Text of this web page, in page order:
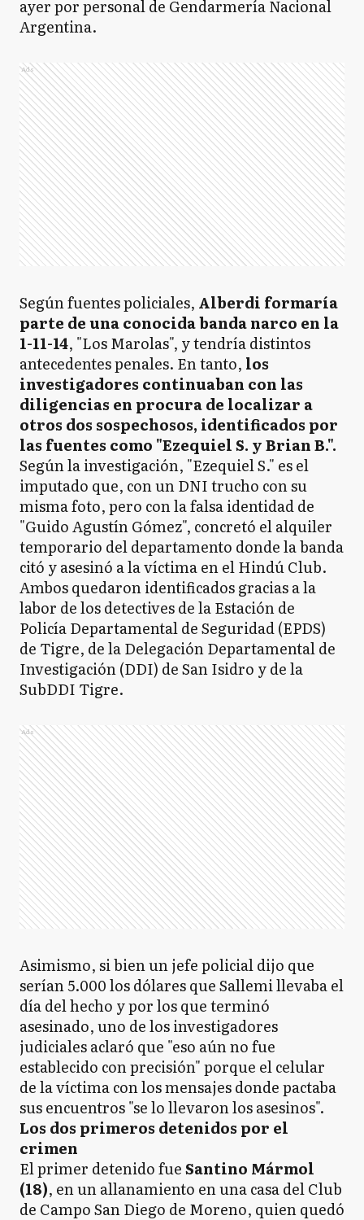
ayer por personal de Gendarmería Nacional
Argentina.
Ads
Según fuentes policiales, Alberdi formaría
parte de una conocida banda narco en la
1-11-14, "Los Marolas", y tendría distintos
antecedentes penales. En tanto, los
investigadores continuaban con las
diligencias en procura de localizar a
otros dos sospechosos, identificados por
las fuentes como "Ezequiel S. y Brian B.".
Según la investigación, "Ezequiel S." es el
imputado que, con un DNI trucho con su
misma foto, pero con la falsa identidad de
"Guido Agustín Gómez", concretó el alquiler
temporario del departamento donde la banda
citó y asesinó a la víctima en el Hindú Club.
Ambos quedaron identificados gracias a la
labor de los detectives de la Estación de
Policía Departamental de Seguridad (EPDS)
de Tigre, de la Delegación Departamental de
Investigación (DDI) de San Isidro y de la
SubDDI Tigre.
Ads
Asimismo, si bien un jefe policial dijo que
serían 5.000 los dólares que Sallemi llevaba el
día del hecho y por los que terminó
asesinado, uno de los investigadores
judiciales aclaró que "eso aún no fue
establecido con precisión" porque el celular
de la víctima con los mensajes donde pactaba
sus encuentros "se lo llevaron los asesinos".
Los dos primeros detenidos por el
crimen
El primer detenido fueSantino Mármol
(18), en un allanamiento en una casa del Club
de Campo San Diego de Moreno, quien quedó